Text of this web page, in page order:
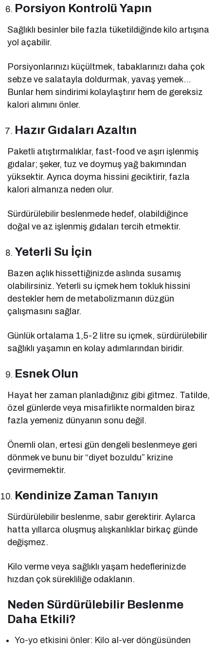
Porsiyon Kontrolü Yapın
Sağlıklı besinler bile fazla tüketildiğinde kilo artışına
yol açabilir.
Porsiyonlarınızı küçültmek, tabaklarınızı daha çok
sebze ve salatayla doldurmak, yavaş yemek…
Bunlar hem sindirimi kolaylaştırır hem de gereksiz
kalori alımını önler.
Hazır Gıdaları Azaltın
Paketli atıştırmalıklar, fast-food ve aşırı işlenmiş
gıdalar; şeker, tuz ve doymuş yağ bakımından
yüksektir. Ayrıca doyma hissini geciktirir, fazla
kalori almanıza neden olur.
Sürdürülebilir beslenmede hedef, olabildiğince
doğal ve az işlenmiş gıdaları tercih etmektir.
Yeterli Su İçin
Bazen açlık hissettiğinizde aslında susamış
olabilirsiniz. Yeterli su içmek hem tokluk hissini
destekler hem de metabolizmanın düzgün
çalışmasını sağlar.
Günlük ortalama 1,5-2 litre su içmek, sürdürülebilir
sağlıklı yaşamın en kolay adımlarından biridir.
Esnek Olun
Hayat her zaman planladığınız gibi gitmez. Tatilde,
özel günlerde veya misafirlikte normalden biraz
fazla yemeniz dünyanın sonu değil.
Önemli olan, ertesi gün dengeli beslenmeye geri
dönmek ve bunu bir “diyet bozuldu” krizine
çevirmemektir.
Kendinize Zaman Tanıyın
Sürdürülebilir beslenme, sabır gerektirir. Aylarca
hatta yıllarca oluşmuş alışkanlıklar birkaç günde
değişmez.
Kilo verme veya sağlıklı yaşam hedeflerinizde
hızdan çok sürekliliğe odaklanın.
Neden Sürdürülebilir Beslenme
Daha Etkili?
Yo-yo etkisini önler: Kilo al-ver döngüsünden